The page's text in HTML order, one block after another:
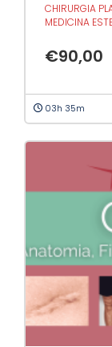
CHIRURGIA
MEDICINA
€90,00
03h 35m